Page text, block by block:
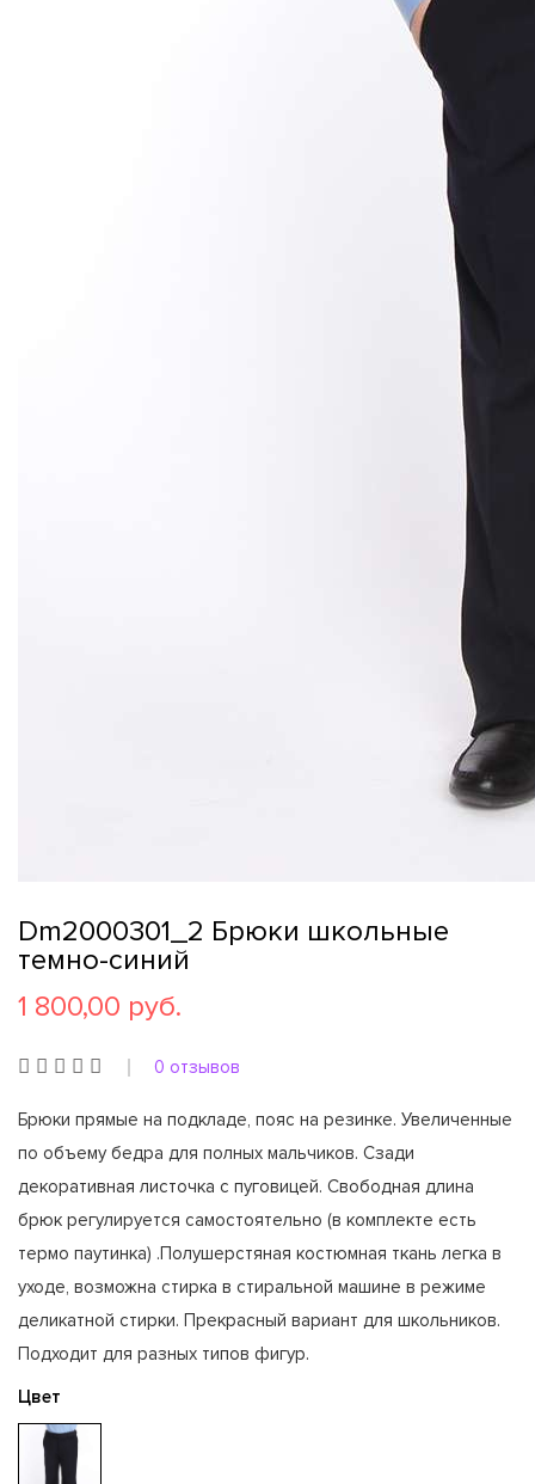
Dm2000301_2 Брюки школьные
темно-синий
1 800,00 руб.
0 отзывов
Брюки прямые на подкладе, пояс на резинке. Увеличенные
по объему бедра для полных мальчиков. Сзади
декоративная листочка с пуговицей. Свободная длина
брюк регулируется самостоятельно (в комплекте есть
термо паутинка) .Полушерстяная костюмная ткань легка в
уходе, возможна стирка в стиральной машине в режиме
деликатной стирки. Прекрасный вариант для школьников.
Подходит для разных типов фигур.
Цвет